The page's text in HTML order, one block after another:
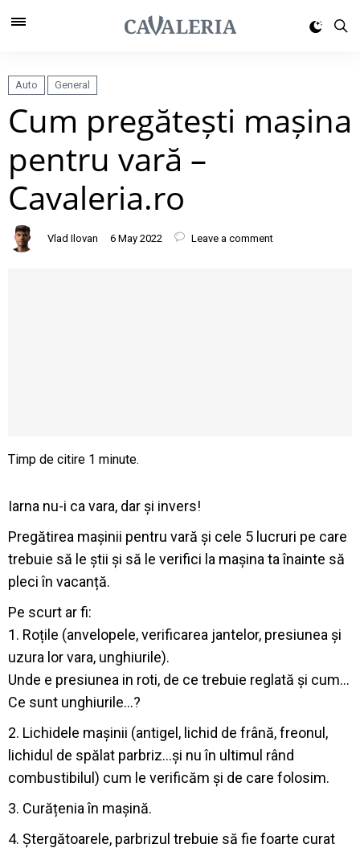
Auto General
Cum pregătești mașina
pentru vară –
Cavaleria.ro
Vlad Ilovan 6 May 2022 Leave a comment
Iarna nu-i ca vara, dar și invers!
Pregătirea mașinii pentru vară și cele 5 lucruri pe care
trebuie să le știi și să le verifici la mașina ta înainte să
pleci în vacanță.
Pe scurt ar fi:
1. Roțile (anvelopele, verificarea jantelor, presiunea și
uzura lor vara, unghiurile).
Unde e presiunea in roti, de ce trebuie reglată și cum…
Ce sunt unghiurile…?
2. Lichidele mașinii (antigel, lichid de frână, freonul,
lichidul de spălat parbriz…și nu în ultimul rând
combustibilul) cum le verificăm și de care folosim.
3. Curățenia în mașină.
4. Ștergătoarele, parbrizul trebuie să fie foarte curat